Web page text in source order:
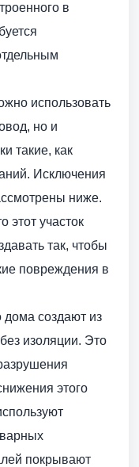
в
использовать
но и
такие, как
Исключения
ниже.
этот участок
так, чтобы
повреждения в
дома создают из
изоляции. Это
этого
покрывают